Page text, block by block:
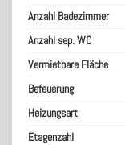
Anzahl Badezimmer
Anzahl sep. WC
Vermietbare Fläche
Befeuerung
Heizungsart
Etagenzahl